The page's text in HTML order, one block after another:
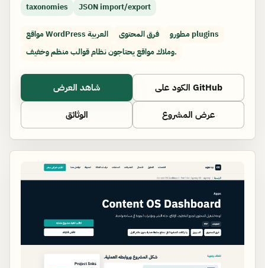
taxonomies
JSON import/export
مواقع WordPress العربية فرق المحتوى
مطورو plugins
وملاك مواقع يحتاجون نظام قوالب منظم وخفيف.
شاهد العرض الكود على GitHub
الوثائق عرض المشروع